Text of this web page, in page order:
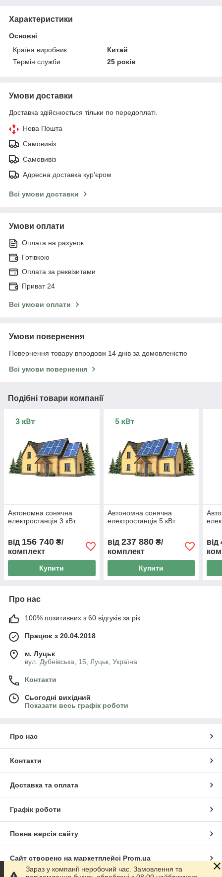
Характеристики
Основні
Країна виробник
Китай
Термін служби
25 років
Умови доставки
Доставка здійснюється тільки по передоплаті.
Нова Пошта
Самовивіз
Самовивіз
Адресна доставка кур'єром
Всі умови доставки
Умови оплати
Оплата на рахунок
Готівкою
Оплата за реквізитами
Приват 24
Всі умови оплати
Умови повернення
Повернення товару впродовж 14 днів за домовленістю
Всі умови повернення
Подібні товари компанії
Автономна сонячна
електростанція 3 кВт
від 156 740 ₴/
комплект
Купити
Автономна сонячна
електростанція 5 кВт
від 237 880₴/
комплект
Купити
від
Про нас
100% позитивних з 60 відгуків за рік
Працює з 20.04.2018
м. Луцьк
вул. Дубнівська, 15, Луцьк, Україна
Контакти
Сьогодні вихідний
Показати весь графік роботи
Про нас
Контакти
Доставка та оплата
Графік роботи
Повна версія сайту
Сайт створено на маркетплейсі Prom.ua
Зараз у компанії неробочий час. Замовлення та